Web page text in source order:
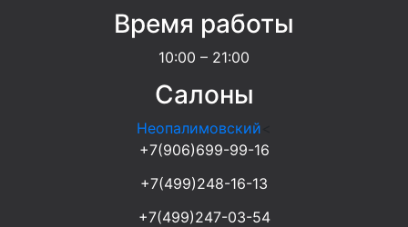
Время работы
10:00 – 21:00
Салоны
Неопалимовский
+7(906)699-99-16
+7(499)248-16-13
+7(499)247-03-54